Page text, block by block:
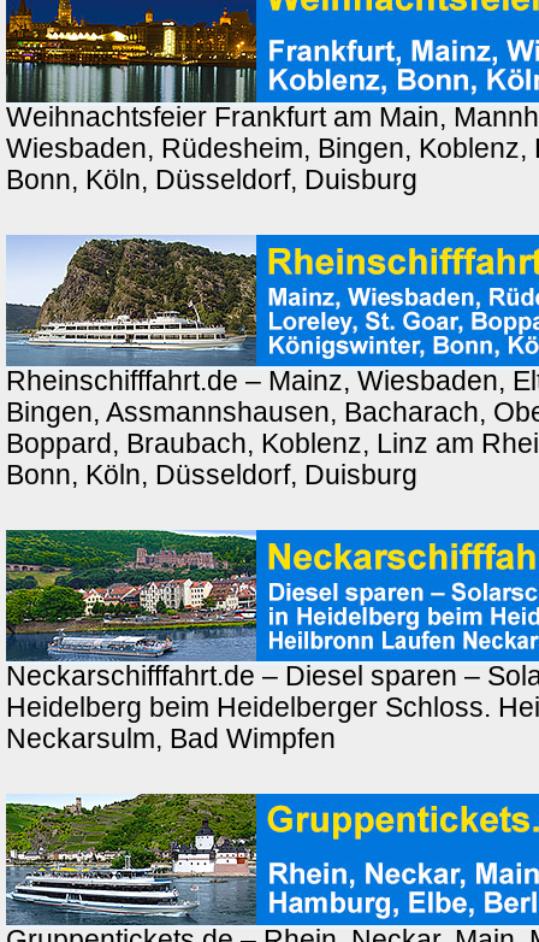
Weihnachtsfeier Frankfurt am Main,
Wiesbaden, Rüdesheim, Bingen, Koblenz,
Bonn, Köln, Düsseldorf, Duisburg
Rheinschifffahrt.de – Mainz, Wiesbaden,
Bingen, Assmannshausen, Bacharach,
Boppard, Braubach, Koblenz, Linz am
Bonn, Köln, Düsseldorf, Duisburg
Neckarschifffahrt.de – Diesel sparen –
Heidelberg beim Heidelberger Schloss.
Neckarsulm, Bad Wimpfen